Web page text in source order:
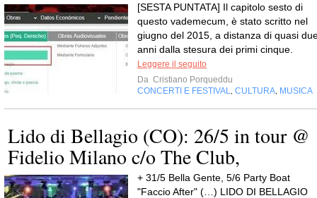
[SESTA PUNTATA] Il capitolo sesto di
questo vademecum, è stato scritto nel
giugno del 2015, a distanza di quasi
anni dalla stesura dei primi cinque.
Leggere il seguito
Da Cristiano Porqueddu
CONCERTI E FESTIVAL
CULTURA MUSICA
Lido di Bellagio (CO): 26/5 in tour @
Fidelio Milano c/o The Club,
+ 31/5 Bella Gente, 5/6 Party Boat
"Faccio After" (…) LIDO DI BELLAGIO